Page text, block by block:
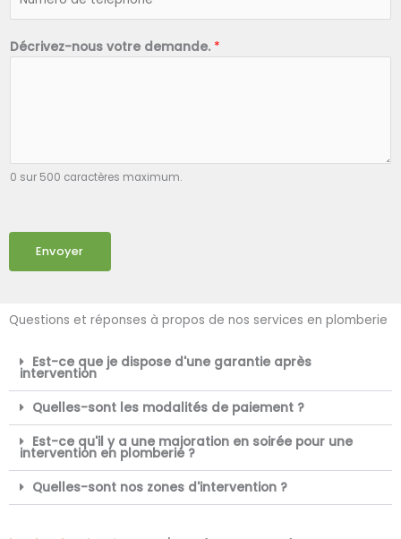
Décrivez-nous votre demande. *
0 sur 500 caractères maximum.
Envoyer
Questions et réponses à propos de nos services en plomberie
Est-ce que je dispose d'une garantie après
intervention
Quelles-sont les modalités de paiement ?
Est-ce qu'il y a une majoration en soirée pour une
intervention en plomberie ?
Quelles-sont nos zones d'intervention ?